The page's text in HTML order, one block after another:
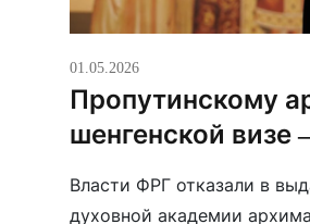
01.05.2026
Пропутинскому
шенгенской визе
Власти ФРГ отказали в
духовной академии